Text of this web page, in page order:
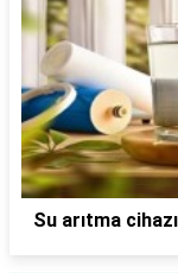
Su arıtma